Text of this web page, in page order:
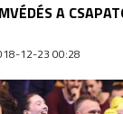
A
12-23 00:28